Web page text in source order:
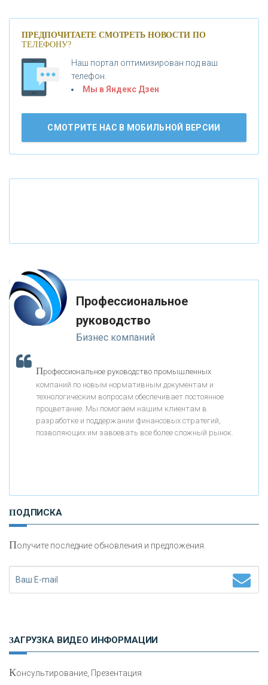
«ПРОМСВЯЗЬБАНК»
«НОВИКОМБАНК»
«ВНЕШПРОМБАНК»
«БАНК ЮГРА»
«ТРАСТ»
«ГАЗПРОМБАНК»
«МОСКОВСКИЙ КРЕДИТНЫЙ БАНК»
«БАНК ВОЗРОЖДЕНИЕ»
«ТАТФОНДБАНК»
«ЗАПСИБКОМБАНК»
«РОСЕВРОБАНК»
ПРЕДПОЧИТАЕТЕ СМОТРЕТЬ НОВОСТИ ПО
ТЕЛЕФОНУ?
Наш портал оптимизирован под ваш
телефон.
Мы в Яндекс Дзен
СМОТРИТЕ НАС В МОБИЛЬНОЙ ВЕРСИИ
Профессиональное
руководство
Бизнес компаний
Профессиональное руководство промышленных
компаний по новым нормативным документам и
технологическим вопросам обеспечивает постоянное
процветание. Мы помогаем нашим клиентам в
разработке и поддержании финансовых стратегий,
позволяющих им завоевать все более сложный рынок.
ПОДПИСКА
Получите последние обновления и предложения.
ЗАГРУЗКА ВИДЕО ИНФОРМАЦИИ
Консультирование, Презентация